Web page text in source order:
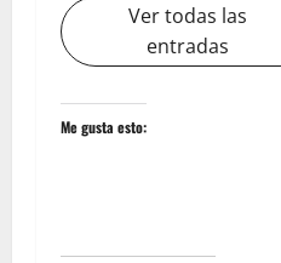
Ver todas las
entradas
Me gusta esto: